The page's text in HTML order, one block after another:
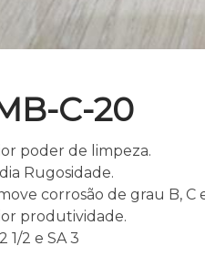
C-20
poder de limpeza.
Rugosidade.
corrosão de grau B, C
produtividade.
1/2 e SA 3